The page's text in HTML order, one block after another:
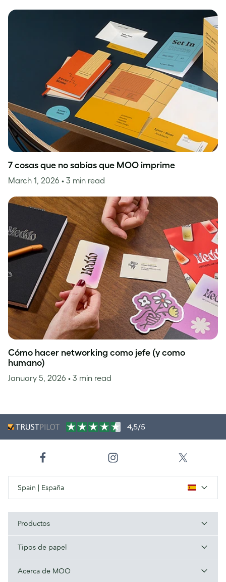
7 cosas que no sabías que MOO imprime
March 1, 2026 • 3 min read
Cómo hacer networking como jefe (y como
humano)
January 5, 2026 • 3 min read
4,5/5
Spain | España
Productos
Tipos de papel
Acerca de MOO